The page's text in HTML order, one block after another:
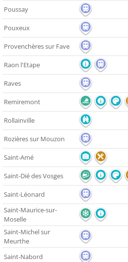
Poussay
Pouxeux
Provenchères sur Fave
Raon l'Etape
Raves
Remiremont
Rollainville
Rozières sur Mouzon
Saint-Amé
Saint-Dié des Vosges
Saint-Léonard
Saint-Maurice-sur-
Moselle
Saint-Michel sur
Meurthe
Saint-Nabord